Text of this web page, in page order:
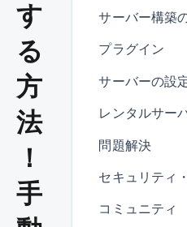
す
る
方
法
！
手
サーバー構築
プラグイン
サーバーの設
レンタルサー
問題解決
セキュリティ
コミュニティ